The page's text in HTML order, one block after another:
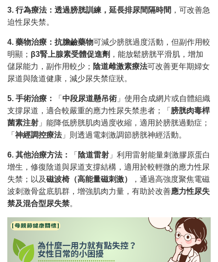
3. 行為療法：透過膀胱訓練，延長排尿間隔時間 ，可改善急
迫性尿失禁。
4. 藥物治療：抗膽鹼藥物可減少膀胱過度活動，但副作用較
明顯； β3腎上腺素受體促進劑 ，能放鬆膀胱平滑肌，增加
儲尿能力，副作用較少； 陰道雌激素療法可改善更年期婦女
尿道與陰道健康，減少尿失禁症狀。
5. 手術治療： 「 中段尿道懸吊術 」使用合成網片或自體組織
支撐尿道，適合較嚴重的應力性尿失禁患者；「 膀胱肉毒桿
菌素注射 」能降低膀胱肌肉過度收縮，適用於膀胱過動症；
「 神經調控療法」則透過電刺激調節膀胱神經活動。
6. 其他治療方法： 「 陰道雷射 」利用雷射能量刺激膠原蛋白
增生，修復陰道與尿道支撐結構，適用於較輕微的應力性尿
失禁；以及磁波椅（高能量磁刺激）
，通過高強度聚焦電磁
波刺激骨盆底肌群，增強肌肉力量，有助於改善應力性尿失
禁及混合型尿失禁。